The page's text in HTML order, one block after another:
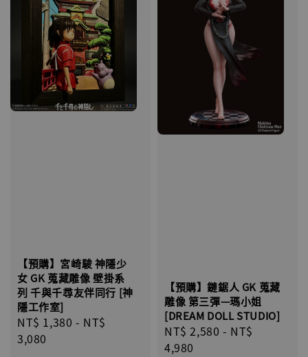
【預購】宮崎駿 神隱少
女 GK 蒐藏雕像 壁掛系
列 千與千尋友伴同行 [神
隱工作室]
Regular
price
NT$ 1,380 - NT$
3,080
【預購】鏈鋸人 GK 蒐藏
雕像 第三彈—瑪小姐
[DREAM DOLL STUDIO]
Regular
price
NT$ 2,580 - NT$
4,980